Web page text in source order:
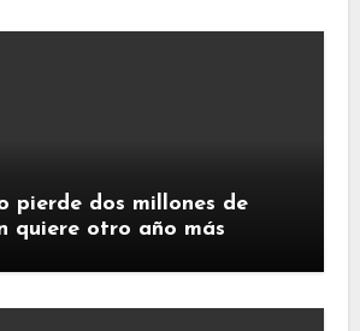
pierde dos millones de
quiere otro año más